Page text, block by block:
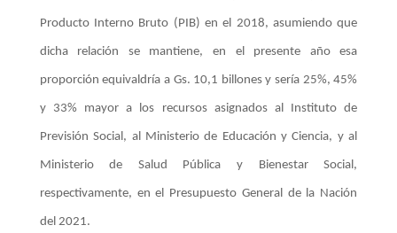
Producto Interno Bruto (PIB) en el 2018, asumiendo que
dicha relación se mantiene, en el presente año esa
proporción equivaldría a Gs. 10,1 billones y sería 25%, 45%
y 33% mayor a los recursos asignados al Instituto de
Previsión Social, al Ministerio de Educación y Ciencia, y al
Ministerio de Salud Pública y Bienestar Social,
respectivamente, en el Presupuesto General de la Nación
del 2021.